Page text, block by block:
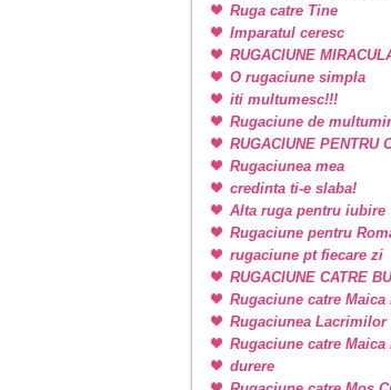
Ruga catre Tine
Imparatul ceresc
RUGACIUNE
O rugaciune simpla
iti multumesc!!!
Rugaciune de
RUGACIUNE PENTRU
Rugaciunea mea
credinta ti-e slaba!
Alta ruga pentru iubire
Rugaciune pentru
rugaciune pt fiecare zi
RUGACIUNE CATRE
Rugaciune catre
Rugaciunea Lacrimilor
Rugaciune catre
durere